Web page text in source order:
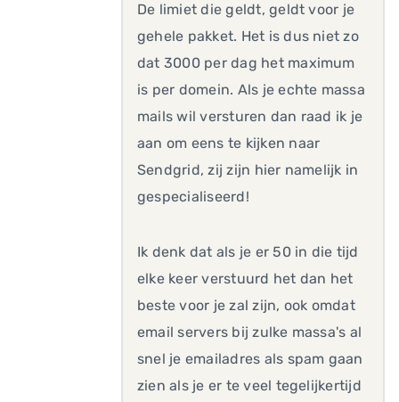
De limiet die geldt, geldt voor je
gehele pakket. Het is dus niet zo
dat 3000 per dag het maximum
is per domein. Als je echte massa
mails wil versturen dan raad ik je
aan om eens te kijken naar
Sendgrid, zij zijn hier namelijk in
gespecialiseerd!
Ik denk dat als je er 50 in die tijd
elke keer verstuurd het dan het
beste voor je zal zijn, ook omdat
email servers bij zulke massa's al
snel je emailadres als spam gaan
zien als je er te veel tegelijkertijd